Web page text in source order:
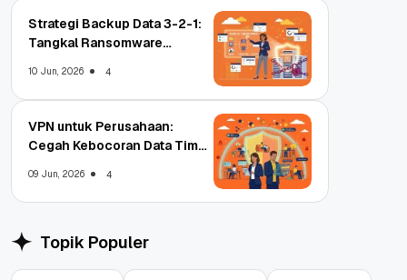
Strategi Backup Data 3-2-1:
Tangkal Ransomware
10 Jun, 2026 4
VPN untuk Perusahaan:
Cegah Kebocoran Data Tim
09 Jun, 2026 4
Topik Populer